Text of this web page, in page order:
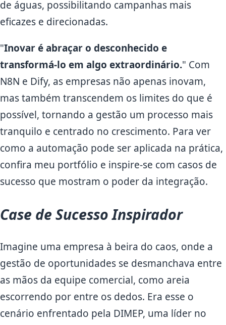
de águas, possibilitando campanhas mais
eficazes e direcionadas.
"Inovar é abraçar o desconhecido e
transformá-lo em algo extraordinário." Com
N8N e Dify, as empresas não apenas inovam,
mas também transcendem os limites do que é
possível, tornando a gestão um processo mais
tranquilo e centrado no crescimento. Para ver
como a automação pode ser aplicada na prática,
confira meu portfólio e inspire-se com casos de
sucesso que mostram o poder da integração.
Case de Sucesso Inspirador
Imagine uma empresa à beira do caos, onde a
gestão de oportunidades se desmanchava entre
as mãos da equipe comercial, como areia
escorrendo por entre os dedos. Era esse o
cenário enfrentado pela DIMEP, uma líder no